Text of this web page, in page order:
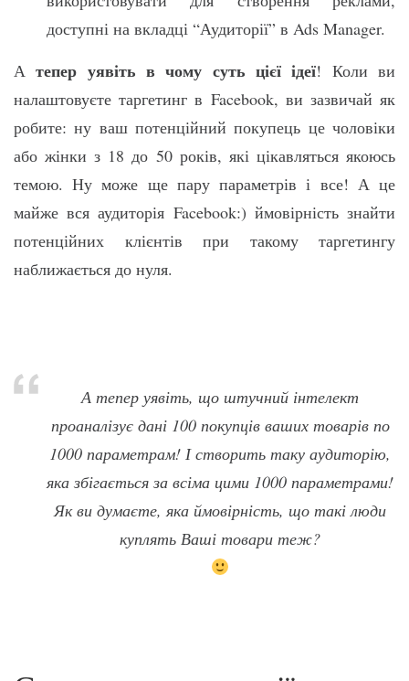
доступні на вкладці “Аудиторії” в Ads Manager.
Атепер уявіть в чому суть цієї ідеї! Коли ви
налаштовуєте таргетинг в Facebook, ви зазвичай як
робите: ну ваш потенційний покупець це чоловіки
або жінки з 18 до 50 років, які цікавляться якоюсь
темою. Ну може ще пару параметрів і все! А це
майже вся аудиторія Facebook:) ймовірність знайти
потенційних клієнтів при такому таргетингу
наближається до нуля.
А тепер уявіть, що штучний інтелект
проаналізує дані 100 покупців ваших товарів по
1000 параметрам! І створить таку аудиторію,
яка збігається за всіма цими 1000 параметрами!
Як ви думаєте, яка ймовірність, що такі люди
куплять Ваші товари теж?